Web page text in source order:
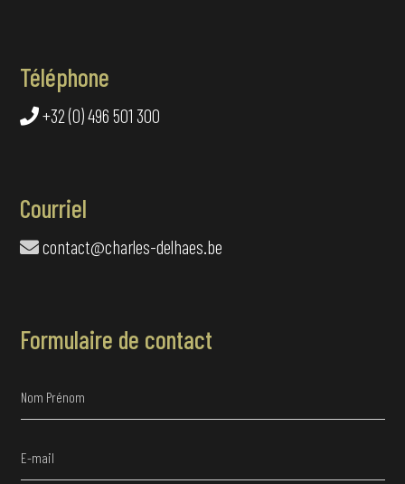
Téléphone
+32 (0) 496 501 300
Courriel
contact@charles-delhaes.be
Formulaire de contact